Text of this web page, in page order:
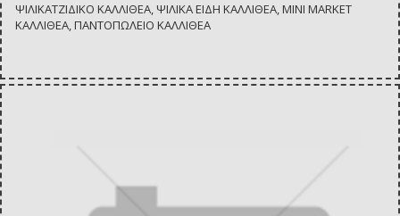
ΨΙΛΙΚΑΤΖΙΔΙΚΟ ΚΑΛΛΙΘΕΑ, ΨΙΛΙΚΑ ΕΙΔΗ ΚΑΛΛΙΘΕΑ, MINI MARKET
ΚΑΛΛΙΘΕΑ, ΠΑΝΤΟΠΩΛΕΙΟ ΚΑΛΛΙΘΕΑ